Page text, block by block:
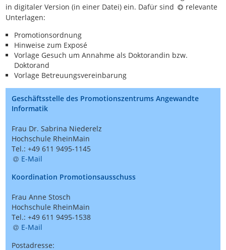
in digitaler Version (in einer Datei) ein. Dafür sind
relevante
Unterlagen:
Promotionsordnung
Hinweise zum Exposé
Vorlage Gesuch um Annahme als Doktorandin bzw.
Doktorand
Vorlage Betreuungsvereinbarung
Geschäftsstelle des Promotionszentrums Angewandte
Informatik
Frau Dr. Sabrina Niederelz
Hochschule RheinMain
Tel.: +49 611 9495-1145
E-Mail
Koordination Promotionsausschuss
Frau Anne Stosch
Hochschule RheinMain
Tel.: +49 611 9495-1538
E-Mail
Postadresse: